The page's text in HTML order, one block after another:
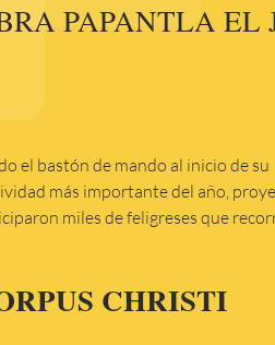
PAPANTLA EL
el bastón de mando al inicio de su
más importante del año,
miles de feligreses que
CHRISTI